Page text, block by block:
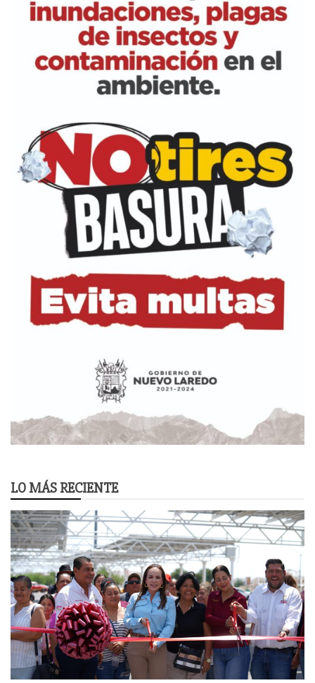
LO MÁS RECIENTE